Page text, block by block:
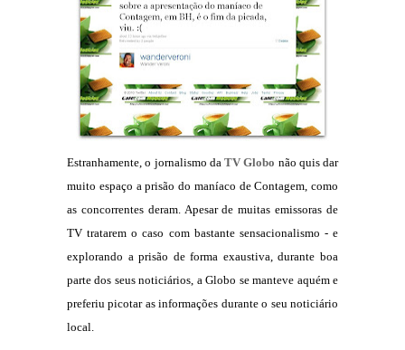
Estranhamente, o jornalismo da TV Globo não quis dar
muito espaço a prisão do maníaco de Contagem, como
as concorrentes deram. Apesar de muitas emissoras de
TV tratarem o caso com bastante sensacionalismo - e
explorando a prisão de forma exaustiva, durante boa
parte dos seus noticiários, a Globo se manteve aquém e
preferiu picotar as informações durante o seu noticiário
local.